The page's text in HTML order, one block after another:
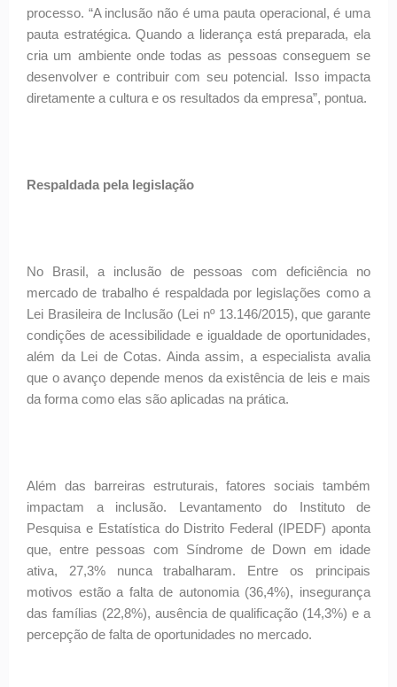
processo. “A inclusão não é uma pauta operacional, é uma
pauta estratégica. Quando a liderança está preparada, ela
cria um ambiente onde todas as pessoas conseguem se
desenvolver e contribuir com seu potencial. Isso impacta
diretamente a cultura e os resultados da empresa”, pontua.
Respaldada pela legislação
No Brasil, a inclusão de pessoas com deficiência no
mercado de trabalho é respaldada por legislações como a
Lei Brasileira de Inclusão (Lei nº 13.146/2015), que garante
condições de acessibilidade e igualdade de oportunidades,
além da Lei de Cotas. Ainda assim, a especialista avalia
que o avanço depende menos da existência de leis e mais
da forma como elas são aplicadas na prática.
Além das barreiras estruturais, fatores sociais também
impactam a inclusão. Levantamento do Instituto de
Pesquisa e Estatística do Distrito Federal (IPEDF) aponta
que, entre pessoas com Síndrome de Down em idade
ativa, 27,3% nunca trabalharam. Entre os principais
motivos estão a falta de autonomia (36,4%), insegurança
das famílias (22,8%), ausência de qualificação (14,3%) e a
percepção de falta de oportunidades no mercado.